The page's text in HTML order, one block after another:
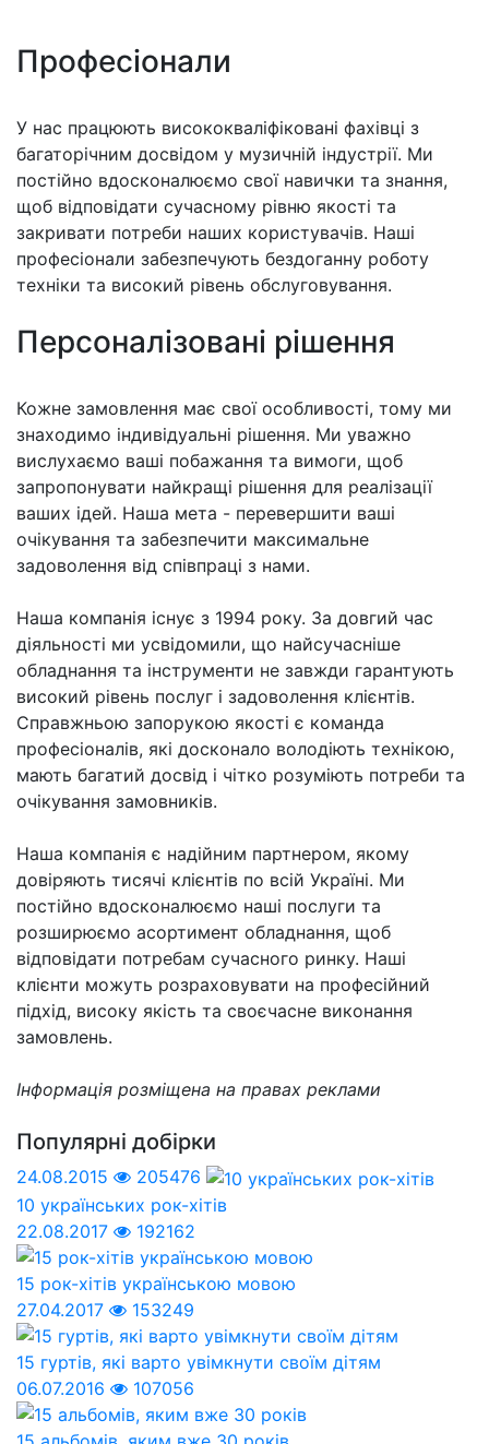
Професіонали
У нас працюють висококваліфіковані фахівці з
багаторічним досвідом у музичній індустрії. Ми
постійно вдосконалюємо свої навички та знання,
щоб відповідати сучасному рівню якості та
закривати потреби наших користувачів. Наші
професіонали забезпечують бездоганну роботу
техніки та високий рівень обслуговування.
Персоналізовані рішення
Кожне замовлення має свої особливості, тому ми
знаходимо індивідуальні рішення. Ми уважно
вислухаємо ваші побажання та вимоги, щоб
запропонувати найкращі рішення для реалізації
ваших ідей. Наша мета - перевершити ваші
очікування та забезпечити максимальне
задоволення від співпраці з нами.
Наша компанія існує з 1994 року. За довгий час
діяльності ми усвідомили, що найсучасніше
обладнання та інструменти не завжди гарантують
високий рівень послуг і задоволення клієнтів.
Справжньою запорукою якості є команда
професіоналів, які досконало володіють технікою,
мають багатий досвід і чітко розуміють потреби та
очікування замовників.
Наша компанія є надійним партнером, якому
довіряють тисячі клієнтів по всій Україні. Ми
постійно вдосконалюємо наші послуги та
розширюємо асортимент обладнання, щоб
відповідати потребам сучасного ринку. Наші
клієнти можуть розраховувати на професійний
підхід, високу якість та своєчасне виконання
замовлень.
Інформація розміщена на правах реклами
Популярні добірки
24.08.2015
205476
10 українських рок-хітів
22.08.2017
192162
15 рок-хітів українською мовою
27.04.2017
153249
15 гуртів, які варто увімкнути своїм дітям
06.07.2016
107056